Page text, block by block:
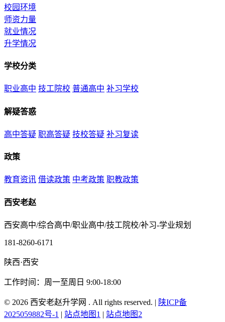
校园环境
师资力量
就业情况
升学情况
学校分类
职业高中 技工院校 普通高中 补习学校
解疑答惑
高中答疑 职高答疑 技校答疑 补习复读
政策
教育资讯 借读政策 中考政策 职教政策
西安老赵
西安高中/综合高中/职业高中/技工院校/补习-学业规划
181-8260-6171
陕西·西安
工作时间：周一至周日 9:00-18:00
© 2026 西安老赵升学网 . All rights reserved. | 陕ICP备
2025059882号-1 | 站点地图1 | 站点地图2